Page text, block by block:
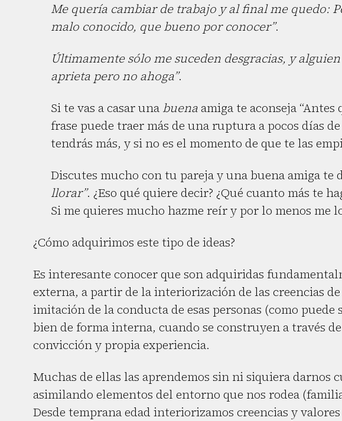
Me quería cambiar de trabajo y al final me quedo:
malo conocido, que bueno por conocer”.
Últimamente sólo me suceden desgracias, y
aprieta pero no ahoga”.
Si te vas a casar una buenaamiga te aconseja “Antes
frase puede traer más de una ruptura a pocos días
tendrás más, y si no es el momento de que te las
Discutes mucho con tu pareja y una buena amiga te
llorar”. ¿Eso qué quiere decir? ¿Qué cuanto más te
Si me quieres mucho hazme reír y por lo menos me
¿Cómo adquirimos este tipo de ideas?
Es interesante conocer que son adquiridas
externa, a partir de la interiorización de las creencias
imitación de la conducta de esas personas (como
bien de forma interna, cuando se construyen a través
convicción y propia experiencia.
Muchas de ellas las aprendemos sin ni siquiera darnos
asimilando elementos del entorno que nos rodea
Desde temprana edad interiorizamos creencias y